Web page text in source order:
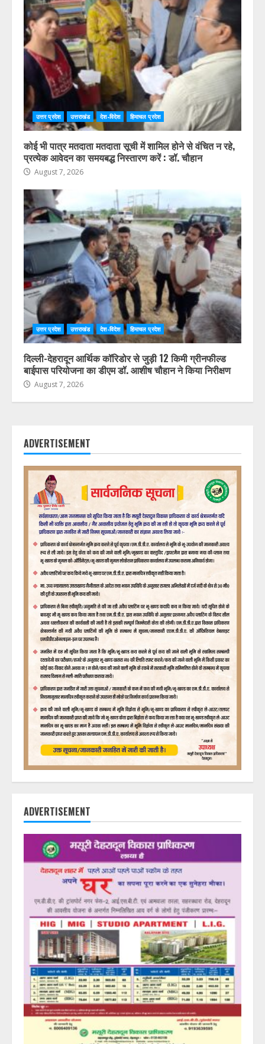
उत्तर प्रदेश उत्तराखंड देश-विदेश हिमाचल प्रदेश
कोई भी पात्र मतदाता मतदाता सूची में शामिल होने से वंचित न रहे,
प्रत्येक आवेदन का समयबद्ध निस्तारण करें : डॉ. चौहान
August 7, 2026
उत्तर प्रदेश उत्तराखंड देश-विदेश हिमाचल प्रदेश
दिल्ली-देहरादून आर्थिक कॉरिडोर से जुड़ी 12 किमी ग्रीनफील्ड
बाईपास परियोजना का डीएम डॉ. आशीष चौहान ने किया निरीक्षण
August 7, 2026
ADVERTISEMENT
ADVERTISEMENT